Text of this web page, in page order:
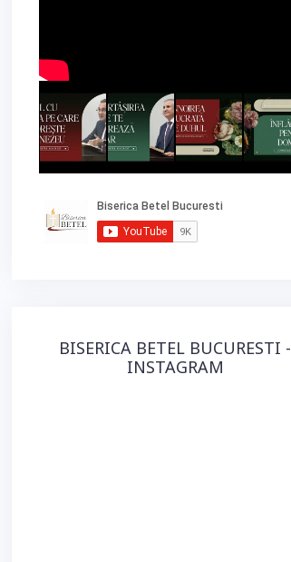
BISERICA BETEL BUCURESTI -
INSTAGRAM